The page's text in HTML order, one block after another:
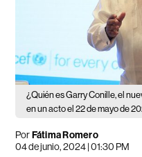
¿Quién es Garry Conille, el
en un acto el 22 de mayo de
PorFátima Romero
04 de junio, 2024 | 01:30 PM